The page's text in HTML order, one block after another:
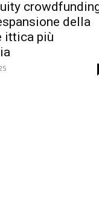
della
ittica più